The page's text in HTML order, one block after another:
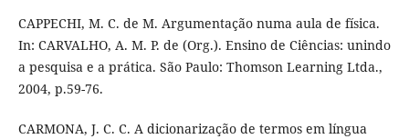
CAPPECHI, M. C. de M. Argumentação numa aula de física.
In: CARVALHO, A. M. P. de (Org.). Ensino de Ciências: unindo
a pesquisa e a prática. São Paulo: Thomson Learning Ltda.,
2004, p.59-76.
CARMONA, J. C. C. A dicionarização de termos em língua